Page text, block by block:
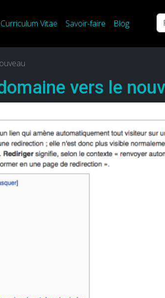
Curriculum Vitae Savoir-faire Blog
vers le